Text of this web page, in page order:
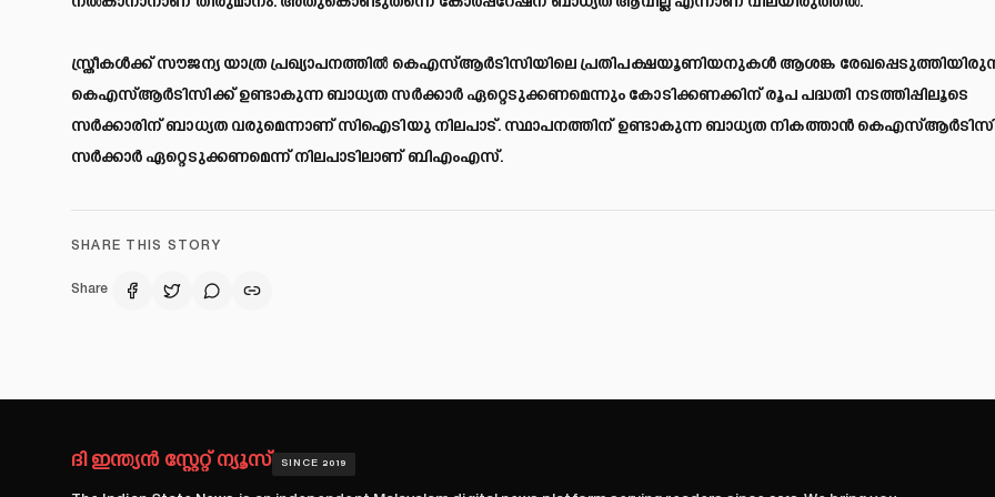
സ്ത്രീകള്‍ക്ക് സൗജന്യ യാത്ര പ്രഖ്യാപനത്തില്‍ കെഎസ്ആര്‍ടിസിയിലെ പ്രതിപക്ഷയൂണിയനുകള്‍ ആശങ്ക
കെഎസ്ആര്‍ടിസിക്ക് ഉണ്ടാകുന്ന ബാധ്യത സര്‍ക്കാര്‍ ഏറ്റെടുക്കണമെന്നും കോടിക്കണക്കിന് രൂപ പദ്ധതി നടത്തിപ്പിലൂടെ
സര്‍ക്കാരിന് ബാധ്യത വരുമെന്നാണ് സിഐടിയു നിലപാട്. സ്ഥാപനത്തിന് ഉണ്ടാകുന്ന ബാധ്യത നികത്താന്‍
സര്‍ക്കാര്‍ ഏറ്റെടുക്കണമെന്ന് നിലപാടിലാണ് ബിഎംഎസ്.
SHARE THIS STORY
Share
ദി ഇന്ത്യൻ സ്റ്റേറ്റ് ന്യൂസ് SINCE 2019